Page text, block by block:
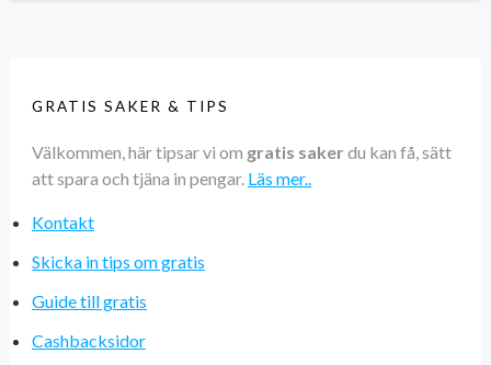
GRATIS SAKER & TIPS
Välkommen, här tipsar vi om gratis saker du kan få, sätt
att spara och tjäna in pengar. Läs mer..
Kontakt
Skicka in tips om gratis
Guide till gratis
Cashbacksidor